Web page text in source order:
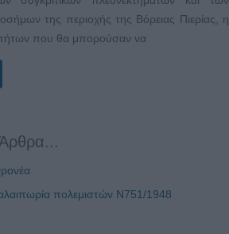
της περιοχής της Βόρειας Πιερίας, η
που θα μπορούσαν να
πολεμιστών Ν751/1948